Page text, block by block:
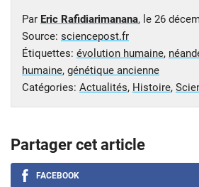
Par Eric Rafidiarimanana, le 26
Source: sciencepost.fr
Étiquettes: évolution humaine,
humaine, génétique ancienne
Catégories: Actualités, Histoire,
Partager cet article
FACEBOOK